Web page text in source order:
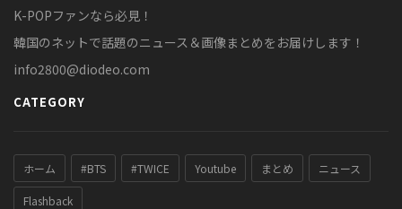
K-POPファンなら必見！
韓国のネットで話題のニュース＆画像まとめをお届けします！
info2800@diodeo.com
CATEGORY
ホーム #BTS #TWICE Youtube まとめ ニュース
Flashback